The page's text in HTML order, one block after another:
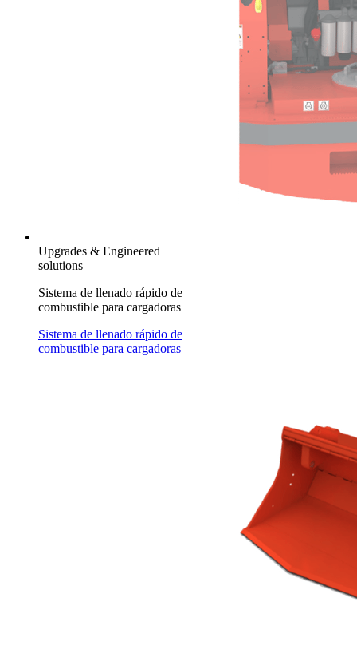
Upgrades & Engineered
solutions
Sistema de llenado rápido de
combustible para cargadoras
Sistema de llenado rápido de
combustible para cargadoras